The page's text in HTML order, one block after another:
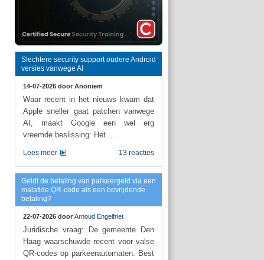
Slechtere security support oudere Android
versies vanwege AI
14-07-2026 door Anoniem
Waar recent in het nieuws kwam dat
Apple sneller gaat patchen vanwege
AI, maakt Google een wel erg
vreemde beslissing: Het ...
13 reacties
Lees meer
Geldt de betaling van parkeergeld via een
malafide QR-code als een bevrijdende
betaling?
22-07-2026 door Arnoud Engelfriet
Juridische vraag: De gemeente Den
Haag waarschuwde recent voor valse
QR-codes op parkeerautomaten. Best